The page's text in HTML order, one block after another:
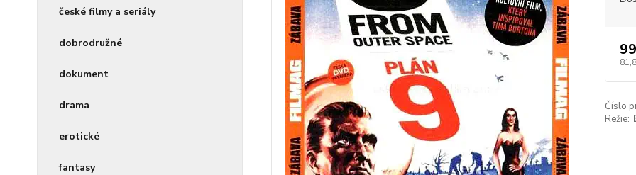
české filmy a seriály
dobrodružné
dokument
drama
erotické
fantasy
Číslo
Režie: